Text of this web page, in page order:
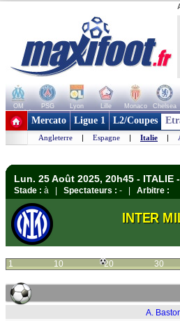
OM PSG Lyon Lille Monaco Chelsea
+ de clubs
Mercato Ligue 1 L2/Coupes
Angleterre | Espagne | Italie |
Lun. 25 Août 2025, 20h45 - ITALIE
Stade : à | Spectateurs : - | Arbitre :
INTER
1 10 20 30
A.